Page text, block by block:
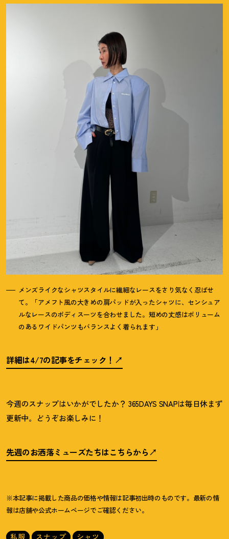
メンズライクなシャツスタイルに繊細なレースをさり気なく忍ばせ
て。「アメフト風の大きめの肩パッドが入ったシャツに、センシュア
ルなレースのボディスーツを合わせました。短めの丈感はボリューム
のあるワイドパンツもバランスよく着られます」
詳細は4/7の記事をチェック ！
今週のスナップはいかがでしたか？ 365DAYS SNAPは毎日休まず
更新中。どうぞお楽しみに ！
先週のお洒落ミューズたちはこちらから
※本記事に掲載した商品の価格や情報は記事初出時のものです。最新の情
報は店舗や公式ホームページでご確認ください。
私服 スナップ シャツ